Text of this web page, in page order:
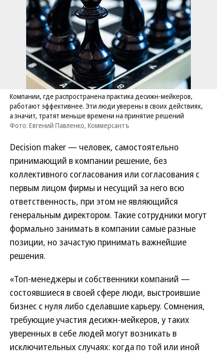
Компании, где распространена практика десижн-мейкеров,
работают эффективнее. Эти люди уверены в своих действиях,
а значит, тратят меньше времени на принятие решений
Фото: Евгений Павленко, Коммерсантъ
Decision maker — человек, самостоятельно
принимающий в компании решение, без
коллективного согласования или согласования с
первым лицом фирмы и несущий за него всю
ответственность, при этом не являющийся
генеральным директором. Такие сотрудники могут
формально занимать в компании самые разные
позиции, но зачастую принимать важнейшие
решения.
«Топ-менеджеры и собственники компаний —
состоявшиеся в своей сфере люди, выстроившие
бизнес с нуля либо сделавшие карьеру. Сомнения,
требующие участия десижн-мейкеров, у таких
уверенных в себе людей могут возникать в
исключительных случаях: когда по той или иной